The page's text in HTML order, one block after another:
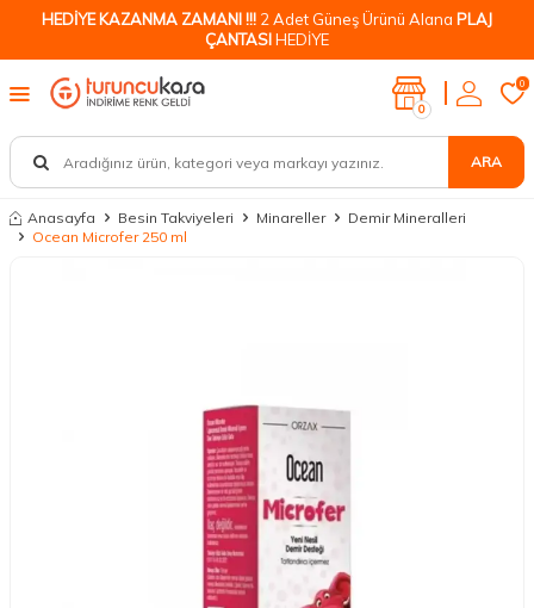
HEDİYE KAZANMA ZAMANI !!! 2 Adet Güneş Ürünü Alana PLAJ
ÇANTASIHEDİYE
ARA
0
0
Anasayfa Besin Takviyeleri Minareller
Demir Mineralleri
Ocean Microfer 250 ml